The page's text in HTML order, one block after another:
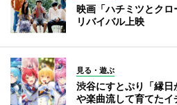
映画「ハチミツとク
リバイバル上映
見る・遊ぶ
渋谷にすとぷり「縁
や楽曲流して育てたイ